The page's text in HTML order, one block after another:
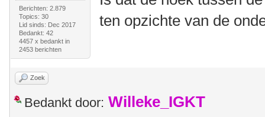
Berichten: 2.879
Topics: 30
Lid sinds: Dec 2017
Bedankt: 42
4457 x bedankt in
2453 berichten
ten opzichte van de
Zoek
Bedankt door: Willeke_IGKT